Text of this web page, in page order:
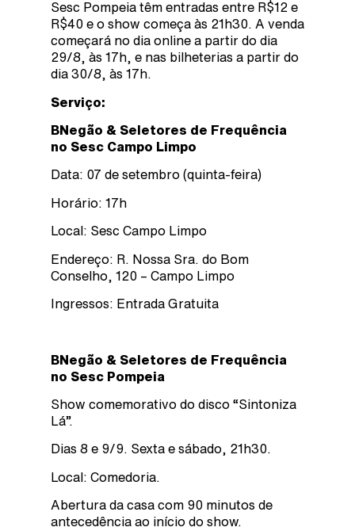
Sesc Pompeia têm entradas entre R$12 e
R$40 e o show começa às 21h30. A venda
começará no dia online a partir do dia
29/8, às 17h, e nas bilheterias a partir do
dia 30/8, às 17h.
Serviço:
BNegão & Seletores de Frequência
no Sesc Campo Limpo
Data: 07 de setembro (quinta-feira)
Horário: 17h
Local: Sesc Campo Limpo
Endereço: R. Nossa Sra. do Bom
Conselho, 120 – Campo Limpo
Ingressos: Entrada Gratuita
BNegão & Seletores de Frequência
no Sesc Pompeia
Show comemorativo do disco “Sintoniza
Lá”.
Dias 8 e 9/9. Sexta e sábado, 21h30.
Local: Comedoria.
Abertura da casa com 90 minutos de
antecedência ao início do show.